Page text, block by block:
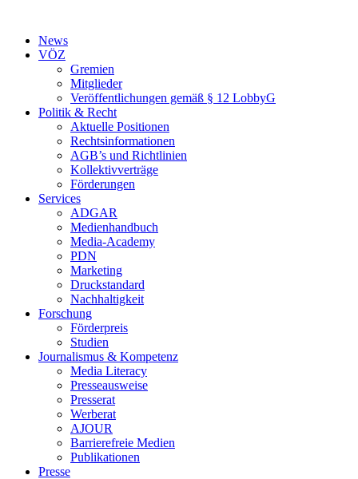
springenNews
VÖZ
Gremien
Mitglieder
Veröffentlichungen gemäß § 12 LobbyG
Politik & Recht
Aktuelle Positionen
Rechtsinformationen
AGB’s und Richtlinien
Kollektivverträge
Förderungen
Services
ADGAR
Medienhandbuch
Media-Academy
PDN
Marketing
Druckstandard
Nachhaltigkeit
Forschung
Förderpreis
Studien
Journalismus & Kompetenz
Media Literacy
Presseausweise
Presserat
Werberat
AJOUR
Barrierefreie Medien
Publikationen
Presse